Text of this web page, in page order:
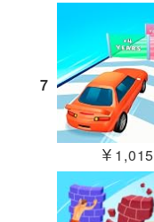
7
￥1,015